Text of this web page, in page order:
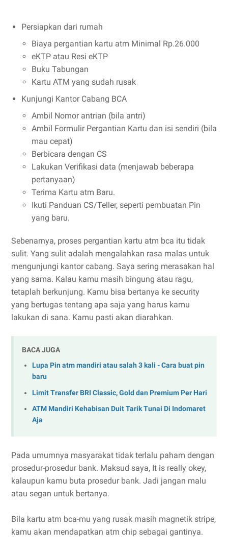
Persiapkan dari rumah
Biaya pergantian kartu atm Minimal Rp.26.000
eKTP atau Resi eKTP
Buku Tabungan
Kartu ATM yang sudah rusak
Kunjungi Kantor Cabang BCA
Ambil Nomor antrian (bila antri)
Ambil Formulir Pergantian Kartu dan isi sendiri (bila
mau cepat)
Berbicara dengan CS
Lakukan Verifikasi data (menjawab beberapa
pertanyaan)
Terima Kartu atm Baru.
Ikuti Panduan CS/Teller, seperti pembuatan Pin
yang baru.
Sebenarnya, proses pergantian kartu atm bca itu tidak
sulit. Yang sulit adalah mengalahkan rasa malas untuk
mengunjungi kantor cabang. Saya sering merasakan hal
yang sama. Kalau kamu masih bingung atau ragu,
tetaplah berkunjung. Kamu bisa bertanya ke security
yang bertugas tentang apa saja yang harus kamu
lakukan di sana. Kamu pasti akan diarahkan.
BACA JUGA
Lupa Pin atm mandiri atau salah 3 kali - Cara buat pin
baru
Limit Transfer BRI Classic, Gold dan Premium Per Hari
ATM Mandiri Kehabisan Duit Tarik Tunai Di Indomaret
Aja
Pada umumnya masyarakat tidak terlalu paham dengan
prosedur-prosedur bank. Maksud saya, It is really okey,
kalaupun kamu buta prosedur bank. Jadi jangan malu
atau segan untuk bertanya.
Bila kartu atm bca-mu yang rusak masih magnetik stripe,
kamu akan mendapatkan atm chip sebagai gantinya.